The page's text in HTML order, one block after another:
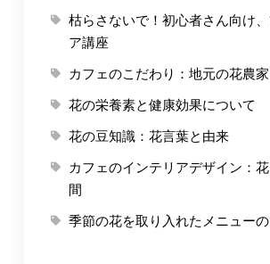
枯らさないで！初心者さん向け
ア講座
カフェのこだわり：地元の花農
花の栄養素と健康効果について
花の豆知識：花言葉と由来
カフェのインテリアデザイン：
間
季節の花を取り入れたメニュー